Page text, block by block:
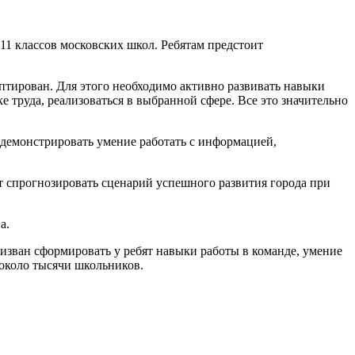
классов московских школ. Ребятам предстоит
Для этого необходимо активно развивать навыки
реализоваться в выбранной сфере. Все это значительно
умение работать с информацией,
сценарий успешного развития города при
сформировать у ребят навыки работы в команде, умение
тысячи школьников.